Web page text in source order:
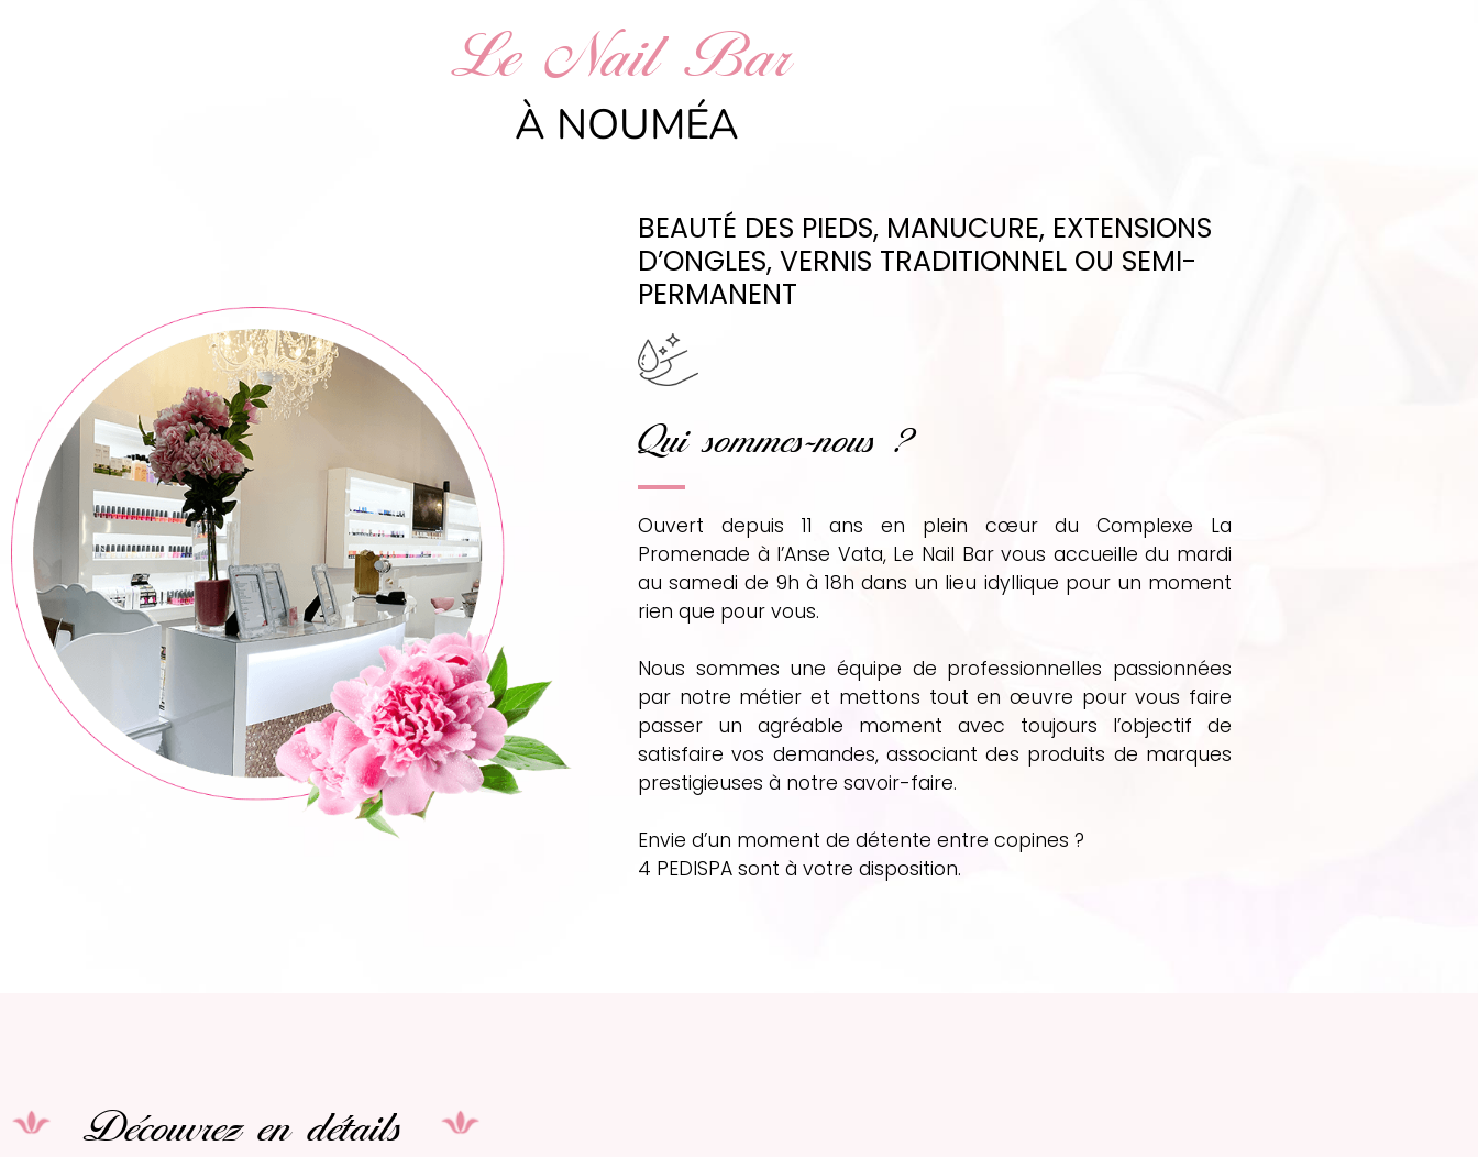
Le Nail Bar
À NOUMÉA
BEAUTÉ DES PIEDS, MANUCURE, EXTENSIONS
D’ONGLES, VERNIS TRADITIONNEL OU SEMI-
PERMANENT
Qui sommes-nous ?
Ouvert depuis 11 ans en plein cœur du Complexe La
Promenade à l’Anse Vata, Le Nail Bar vous accueille du mardi
au samedi de 9h à 18h dans un lieu idyllique pour un moment
rien que pour vous.
Nous sommes une équipe de professionnelles passionnées
par notre métier et mettons tout en œuvre pour vous faire
passer un agréable moment avec toujours l’objectif de
satisfaire vos demandes, associant des produits de marques
prestigieuses à notre savoir-faire.
Envie d’un moment de détente entre copines ?
4 PEDISPA sont à votre disposition.
Découvrez en détails